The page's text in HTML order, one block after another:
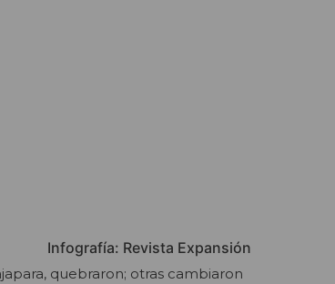
Infografía: Revista Expansión
quebraron; otras cambiaron